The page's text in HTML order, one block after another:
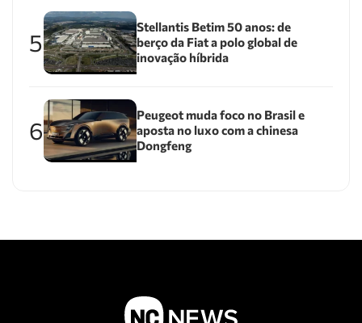
5
Stellantis Betim 50 anos: de
berço da Fiat a polo global de
inovação híbrida
6
Peugeot muda foco no Brasil e
aposta no luxo com a chinesa
Dongfeng